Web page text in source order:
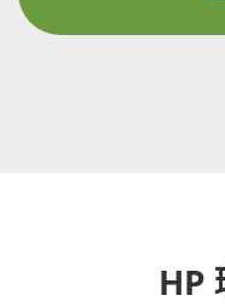
HP